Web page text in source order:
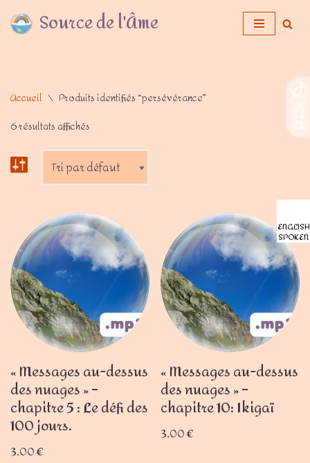
Aller Source de l'Âme
Accueil \ Produits identifiés “persévérance”
6 résultats affichés
« Messages au-dessus
des nuages » –
chapitre 5 : Le défi des
100 jours.
3,00€
« Messages au-dessus
des nuages » –
chapitre 10: Ikigaï
3,00€
ENGLISH
SPOKEN